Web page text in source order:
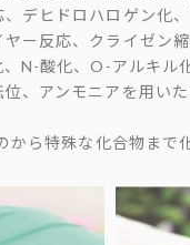
デヒドロハロゲン化
ー反応、クライゼン
N-酸化、O-アルキル
、アンモニアを用いた
から特殊な化合物まで